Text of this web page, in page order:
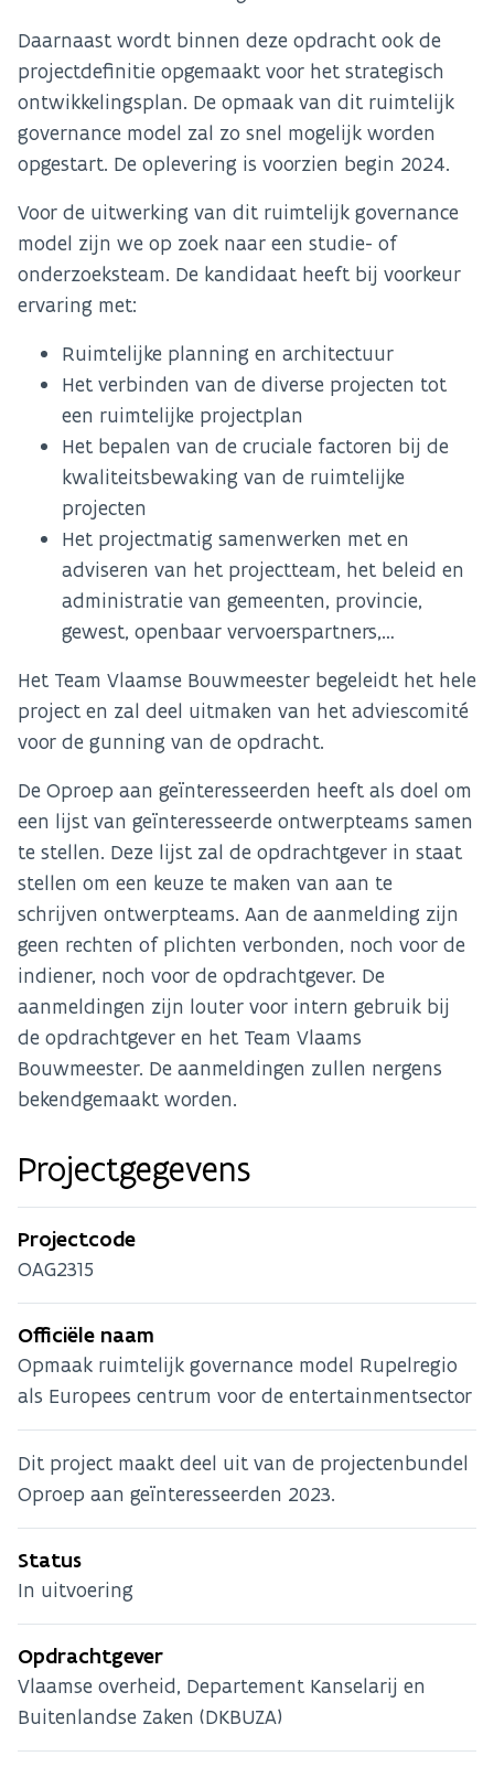
Daarnaast wordt binnen deze opdracht ook de
projectdefinitie opgemaakt voor het strategisch
ontwikkelingsplan. De opmaak van dit ruimtelijk
governance model zal zo snel mogelijk worden
opgestart. De oplevering is voorzien begin 2024.
Voor de uitwerking van dit ruimtelijk governance
model zijn we op zoek naar een studie- of
onderzoeksteam. De kandidaat heeft bij voorkeur
ervaring met:
Ruimtelijke planning en architectuur
Het verbinden van de diverse projecten tot
een ruimtelijke projectplan
Het bepalen van de cruciale factoren bij de
kwaliteitsbewaking van de ruimtelijke
projecten
Het projectmatig samenwerken met en
adviseren van het projectteam, het beleid en
administratie van gemeenten, provincie,
gewest, openbaar vervoerspartners,…
Het Team Vlaamse Bouwmeester begeleidt het hele
project en zal deel uitmaken van het adviescomité
voor de gunning van de opdracht.
De Oproep aan geïnteresseerden heeft als doel om
een lijst van geïnteresseerde ontwerpteams samen
te stellen. Deze lijst zal de opdrachtgever in staat
stellen om een keuze te maken van aan te
schrijven ontwerpteams. Aan de aanmelding zijn
geen rechten of plichten verbonden, noch voor de
indiener, noch voor de opdrachtgever. De
aanmeldingen zijn louter voor intern gebruik bij
de opdrachtgever en het Team Vlaams
Bouwmeester. De aanmeldingen zullen nergens
bekendgemaakt worden.
Projectgegevens
Projectcode
OAG2315
Officiële naam
Opmaak ruimtelijk governance model Rupelregio
als Europees centrum voor de entertainmentsector
Dit project maakt deel uit van de projectenbundel
Oproep aan geïnteresseerden 2023.
Status
In uitvoering
Opdrachtgever
Vlaamse overheid, Departement Kanselarij en
Buitenlandse Zaken (DKBUZA)